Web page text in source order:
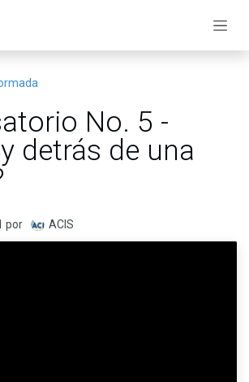
No. 5 -
detrás de una
por ACIS